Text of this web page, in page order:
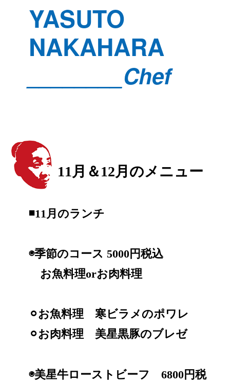
YASUTO
NAKAHARA
________Chef
11月＆12月のメニュー
◾️11月のランチ
◉季節のコース 5000円税込
お魚料理orお肉料理
⚪︎お魚料理 寒ビラメのポワレ
⚪︎お肉料理 美星黒豚のブレゼ
◉美星牛ローストビーフ 6800円税